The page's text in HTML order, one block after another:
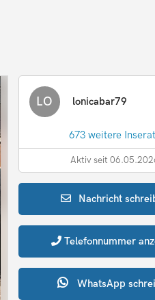
LO lonicabar79
673 weitere
Aktiv seit
Nachricht
Telefonnummer
WhatsApp